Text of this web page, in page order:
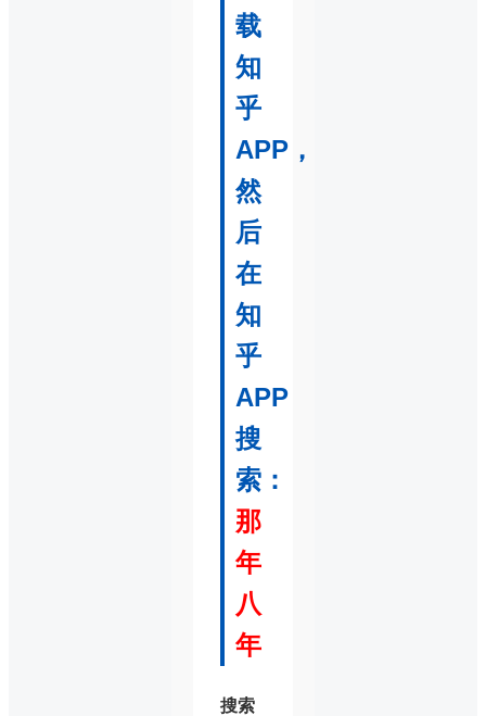
载
知
乎
APP，
然
后
在
知
乎
APP
搜
索：
那
年
八
年
搜索